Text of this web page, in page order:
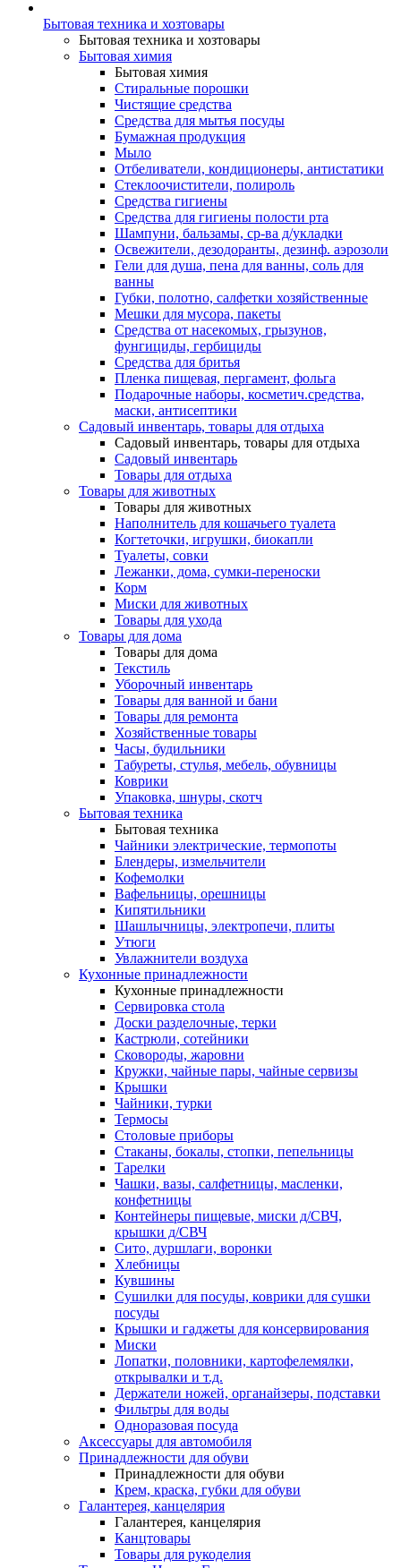
Бытовая техника и хозтовары
Бытовая техника и хозтовары
Бытовая химия
Бытовая химия
Стиральные порошки
Чистящие средства
Средства для мытья посуды
Бумажная продукция
Мыло
Отбеливатели, кондиционеры, антистатики
Стеклоочистители, полироль
Средства гигиены
Средства для гигиены полости рта
Шампуни, бальзамы, ср-ва д/укладки
Освежители, дезодоранты, дезинф. аэрозоли
Гели для душа, пена для ванны, соль для
ванны
Губки, полотно, салфетки хозяйственные
Мешки для мусора, пакеты
Средства от насекомых, грызунов,
фунгициды, гербициды
Средства для бритья
Пленка пищевая, пергамент, фольга
Подарочные наборы, косметич.средства,
маски, антисептики
Садовый инвентарь, товары для отдыха
Садовый инвентарь, товары для отдыха
Садовый инвентарь
Товары для отдыха
Товары для животных
Товары для животных
Наполнитель для кошачьего туалета
Когтеточки, игрушки, биокапли
Туалеты, совки
Лежанки, дома, сумки-переноски
Корм
Миски для животных
Товары для ухода
Товары для дома
Товары для дома
Текстиль
Уборочный инвентарь
Товары для ванной и бани
Товары для ремонта
Хозяйственные товары
Часы, будильники
Табуреты, стулья, мебель, обувницы
Коврики
Упаковка, шнуры, скотч
Бытовая техника
Бытовая техника
Чайники электрические, термопоты
Блендеры, измельчители
Кофемолки
Вафельницы, орешницы
Кипятильники
Шашлычницы, электропечи, плиты
Утюги
Увлажнители воздуха
Кухонные принадлежности
Кухонные принадлежности
Сервировка стола
Доски разделочные, терки
Кастрюли, сотейники
Сковороды, жаровни
Кружки, чайные пары, чайные сервизы
Крышки
Чайники, турки
Термосы
Столовые приборы
Стаканы, бокалы, стопки, пепельницы
Тарелки
Чашки, вазы, салфетницы, масленки,
конфетницы
Контейнеры пищевые, миски д/СВЧ,
крышки д/СВЧ
Сито, дуршлаги, воронки
Хлебницы
Кувшины
Сушилки для посуды, коврики для сушки
посуды
Крышки и гаджеты для консервирования
Миски
Лопатки, половники, картофелемялки,
открывалки и т.д.
Держатели ножей, органайзеры, подставки
Фильтры для воды
Одноразовая посуда
Аксессуары для автомобиля
Принадлежности для обуви
Принадлежности для обуви
Крем, краска, губки для обуви
Галантерея, канцелярия
Галантерея, канцелярия
Канцтовары
Товары для рукоделия